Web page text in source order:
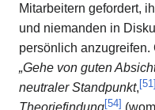
Mitarbeitern gefordert,
und niemanden in
persönlich anzugreifen.
„Gehe von guten
neutraler Standpunkt,[51]
Theoriefindung[54]